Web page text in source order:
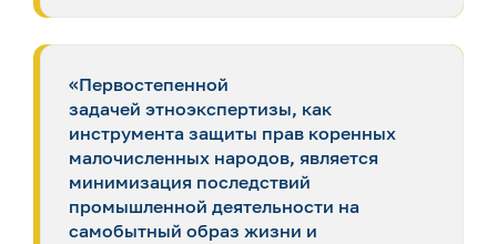
«Первостепенной
задачей этноэкспертизы, как
инструмента защиты прав коренных
малочисленных народов, является
минимизация последствий
промышленной деятельности на
самобытный образ жизни и